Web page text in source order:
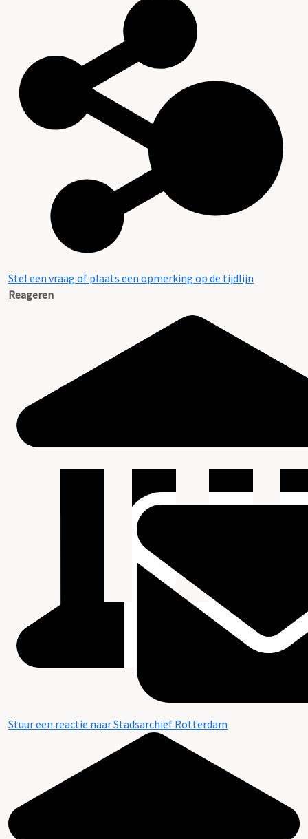
Stel een vraag of plaats een opmerking op de tijdlijn
Reageren
Stuur een reactie naar Stadsarchief Rotterdam